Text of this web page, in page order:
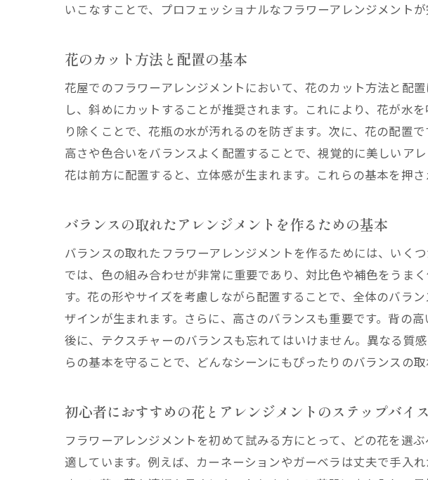
黄金比を使った花束と
予算内でプロのように
小規模スペースでの
季節の花を使った簡単
日常生活に取り入れる
よくある失敗とその対策
花の選び方で失敗しな
花屋が教える花の長持
バランスの取れた配置
初心者が陥りやすいミ
フラワーアレンジメン
春の花を使ったアレン
夏の花を使った涼しげ
秋の花で彩るアレンジ
いこなすことで、プロフェッショナルなフラワーアレンジメントが
花のカット方法と配置の基本
花屋でのフラワーアレンジメントにおいて、花のカット方法と配
し、斜めにカットすることが推奨されます。これにより、花が水
り除くことで、花瓶の水が汚れるのを防ぎます。次に、花の配置
高さや色合いをバランスよく配置することで、視覚的に美しいア
花は前方に配置すると、立体感が生まれます。これらの基本を押
バランスの取れたアレンジメントを作るための基本
バランスの取れたフラワーアレンジメントを作るためには、いく
では、色の組み合わせが非常に重要であり、対比色や補色をうま
す。花の形やサイズを考慮しながら配置することで、全体のバラ
ザインが生まれます。さらに、高さのバランスも重要です。背の
後に、テクスチャーのバランスも忘れてはいけません。異なる質
らの基本を守ることで、どんなシーンにもぴったりのバランスの
初心者におすすめの花とアレンジメントのステップバイ
フラワーアレンジメントを初めて試みる方にとって、どの花を選
適しています。例えば、カーネーションやガーベラは丈夫で手入